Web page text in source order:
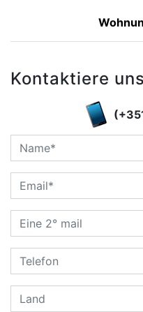
Kontaktiere uns